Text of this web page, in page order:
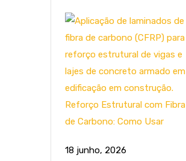
Reforço Estrutural com Fibra
de Carbono: Como Usar
18 junho, 2026